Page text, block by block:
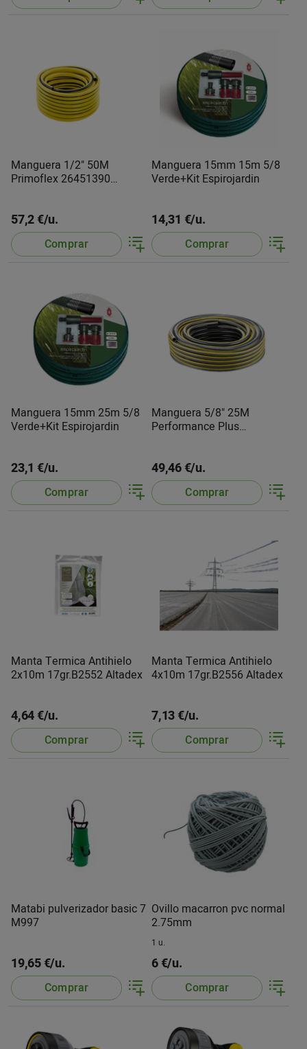
Manguera 1/2" 50M
Primoflex 26451390
57,2 €/u.
Comprar
Manguera 15mm 15m 5/8
Verde+Kit Espirojardin
14,31 €/u.
Comprar
Manguera 15mm 25m 5/8
Verde+Kit Espirojardin
23,1 €/u.
Comprar
Manguera 5/8" 25M
Performance Plus
49,46 €/u.
Comprar
Manta Termica Antihielo
2x10m 17gr.B2552 Altadex
4,64 €/u.
Comprar
Manta Termica Antihielo
4x10m 17gr.B2556 Altadex
7,13 €/u.
Comprar
Matabi pulverizador basic 7
M997
19,65 €/u.
Comprar
Ovillo macarron pvc normal
2.75mm
1 u.
6 €/u.
Comprar